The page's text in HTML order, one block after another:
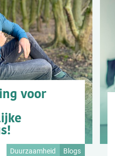
voor
Duurzaamheid
Blogs